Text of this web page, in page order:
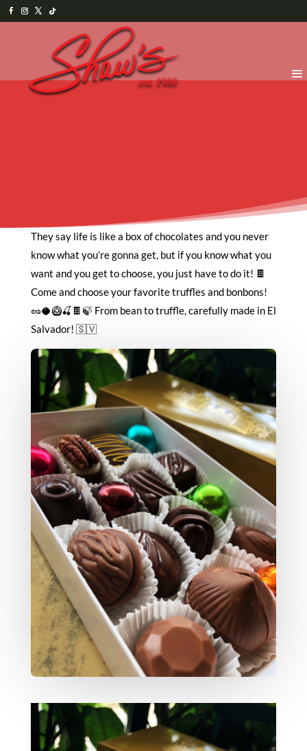
They say life is like a box of chocolates and you never
know what you’re gonna get, but if you know what you
want and you get to choose, you just have to do it! 🍫
Come and choose your favorite truffles and bonbons!
🥜🥥🥝🍒🍫🍃 From bean to truffle, carefully made in El
Salvador! 🇸🇻